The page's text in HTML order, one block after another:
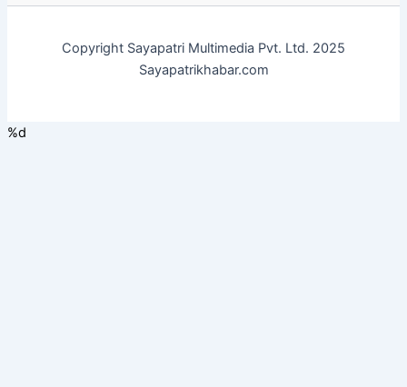
Copyright Sayapatri Multimedia Pvt. Ltd. 2025
Sayapatrikhabar.com
%d